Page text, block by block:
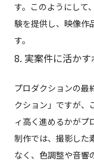
す。このようにして
験を提供し、映像作
す。
8. 実案件に活か
プロダクションの最
クション」ですが、
ィ高く進めるかがプ
制作では、撮影した
なく、色調整や音響